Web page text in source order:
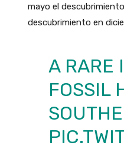
mayo el
descubrimiento en
A RARE
FOSSIL